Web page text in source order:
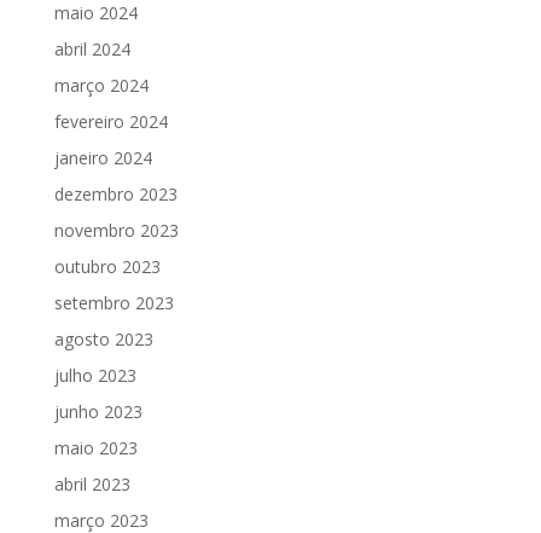
maio 2024
abril 2024
março 2024
fevereiro 2024
janeiro 2024
dezembro 2023
novembro 2023
outubro 2023
setembro 2023
agosto 2023
julho 2023
junho 2023
maio 2023
abril 2023
março 2023